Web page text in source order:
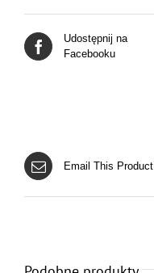
Udostępnij na
Facebooku
Email This Product